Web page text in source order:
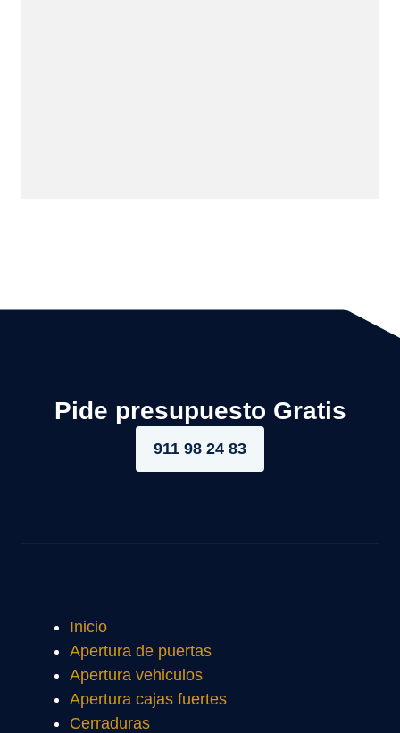
Pide presupuesto Gratis
911 98 24 83
Inicio
Apertura de puertas
Apertura vehiculos
Apertura cajas fuertes
Cerraduras